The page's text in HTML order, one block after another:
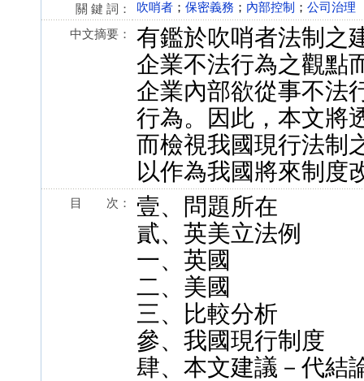
關 鍵 詞：
吹哨者 ； 保密義務 ； 內部控制 ； 公司治理
中文摘要：
有鑑於吹哨者法制之
企業不法行為之觀點
企業內部欲從事不法
行為。因此，本文將
而檢視我國現行法制
以作為我國將來制度
目 次：
壹、問題所在
貳、英美立法例
一、英國
二、美國
三、比較分析
參、我國現行制度
肆、本文建議－代結